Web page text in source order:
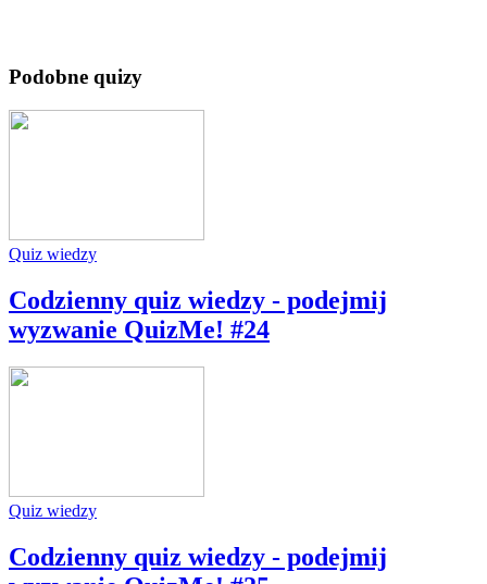
Podobne quizy
Quiz wiedzy
Codzienny quiz wiedzy - podejmij
wyzwanie QuizMe! #24
Quiz wiedzy
Codzienny quiz wiedzy - podejmij